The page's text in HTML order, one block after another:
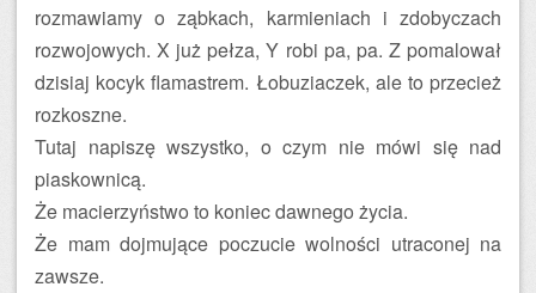
rozmawiamy o ząbkach, karmieniach i zdobyczach
rozwojowych. X już pełza, Y robi pa, pa. Z pomalował
dzisiaj kocyk flamastrem. Łobuziaczek, ale to przecież
rozkoszne.
Tutaj napiszę wszystko, o czym nie mówi się nad
piaskownicą.
Że macierzyństwo to koniec dawnego życia.
Że mam dojmujące poczucie wolności utraconej na
zawsze.